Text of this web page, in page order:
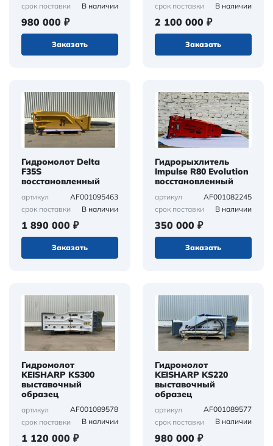
срок поставки
В наличии
980 000 ₽
Заказать
срок поставки
В наличии
2 100 000 ₽
Заказать
Гидромолот Delta
F35S
восстановленный
артикул
AF001095463
срок поставки
В наличии
1 890 000 ₽
Заказать
Гидрорыхлитель
Impulse R80 Evolution
восстановленный
артикул
AF001082245
срок поставки
В наличии
350 000 ₽
Заказать
Гидромолот
KEISHARP KS300
выставочный
образец
артикул
AF001089578
срок поставки
В наличии
1 120 000 ₽
Гидромолот
KEISHARP KS220
выставочный
образец
артикул
AF001089577
срок поставки
В наличии
980 000 ₽